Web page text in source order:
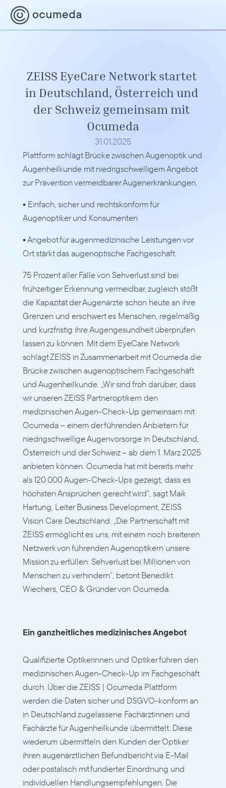
ZEISS EyeCare Network startet
in Deutschland, Österreich und
der Schweiz gemeinsam mit
Ocumeda
31.01.2025
Plattform schlägt Brücke zwischen Augenoptik und
Augenheilkunde mit niedrigschwelligem Angebot
zur Prävention vermeidbarer Augenerkrankungen.
▪ Einfach, sicher und rechtskonform für
Augenoptiker und Konsumenten
▪ Angebot für augenmedizinische Leistungen vor
Ort stärkt das augenoptische Fachgeschäft
75 Prozent aller Fälle von Sehverlust sind bei
frühzeitiger Erkennung vermeidbar, zugleich stößt
die Kapazität der Augenärzte schon heute an ihre
Grenzen und erschwert es Menschen, regelmäßig
und kurzfristig ihre Augengesundheit überprüfen
lassen zu können. Mit dem EyeCare Network
schlägt ZEISS in Zusammenarbeit mit Ocumeda die
Brücke zwischen augenoptischem Fachgeschäft
und Augenheilkunde. „Wir sind froh darüber, dass
wir unseren ZEISS Partneroptikern den
medizinischen Augen-Check-Up gemeinsam mit
Ocumeda – einem der führenden Anbietern für
niedrigschwellige Augenvorsorge in Deutschland,
Österreich und der Schweiz – ab dem 1. März 2025
anbieten können. Ocumeda hat mit bereits mehr
als 120.000 Augen-Check-Ups gezeigt, dass es
höchsten Ansprüchen gerecht wird“, sagt Maik
Hartung, Leiter Business Development, ZEISS
Vision Care Deutschland. „Die Partnerschaft mit
ZEISS ermöglicht es uns, mit einem noch breiteren
Netzwerk von führenden Augenoptikern unsere
Mission zu erfüllen: Sehverlust bei Millionen von
Menschen zu verhindern“, betont Benedikt
Wiechers, CEO & Gründer von Ocumeda.
Ein ganzheitliches medizinisches Angebot
Qualifizierte Optikerinnen und Optiker führen den
medizinischen Augen-Check-Up im Fachgeschäft
durch. Über die ZEISS | Ocumeda Plattform
werden die Daten sicher und DSGVO-konform an
in Deutschland zugelassene Fachärztinnen und
Fachärzte für Augenheilkunde übermittelt. Diese
wiederum übermitteln den Kunden der Optiker
ihren augenärztlichen Befundbericht via E-Mail
oder postalisch mit fundierter Einordnung und
individuellen Handlungsempfehlungen. Die